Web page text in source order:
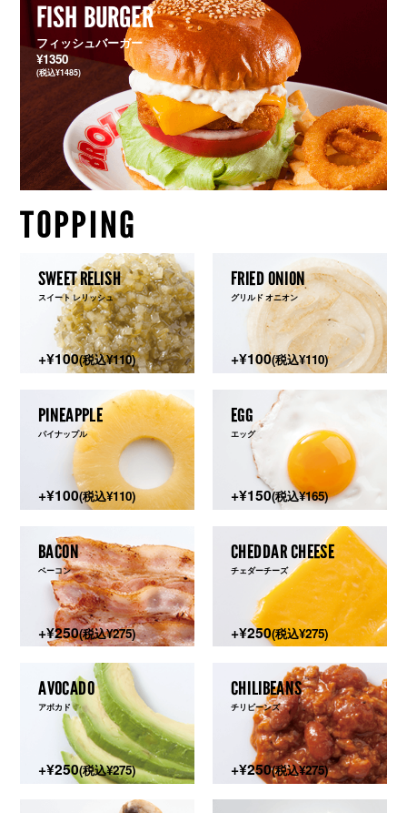
FISH BURGER
フィッシュバーガー
¥1350
(税込¥1485)
TOPPING
SWEET RELISH
スイート レリッシュ
+¥100(税込¥110)
FRIED ONION
グリルド オニオン
+¥100(税込¥110)
PINEAPPLE
パイナップル
+¥100(税込¥110)
EGG
エッグ
+¥150(税込¥165)
BACON
ベーコン
+¥250(税込¥275)
CHEDDAR CHEESE
チェダーチーズ
+¥250(税込¥275)
AVOCADO
アボカド
+¥250(税込¥275)
CHILIBEANS
チリビーンズ
+¥250(税込¥275)